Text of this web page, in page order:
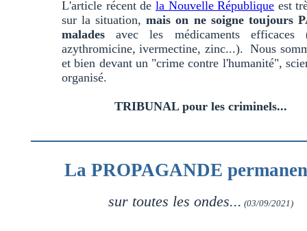
L'article récent de la Nouvelle République est
sur la situation,mais on ne soigne toujours
malades avec les médicaments efficaces
azythromicine, ivermectine, zinc...). Nous
et bien devant un "crime contre l'humanité",
organisé.
TRIBUNAL pour les criminels...
La PROPAGANDE
sur toutes les ondes... (03/09/2021)